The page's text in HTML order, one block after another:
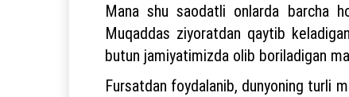
Mana shu saodatli onlarda barcha
Muqaddas ziyoratdan qaytib
butun jamiyatimizda olib boriladigan
Fursatdan foydalanib, dunyoning turli